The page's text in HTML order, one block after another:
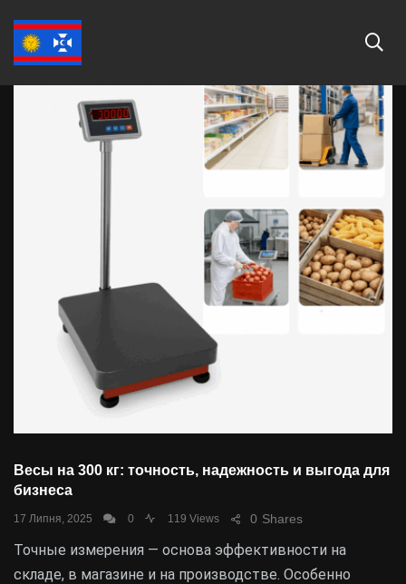
Весы на 300 кг: точность, надежность и выгода для
бизнеса
17 Липня, 2025 0 119 Views Shares
0
Точные измерения — основа эффективности на
складе, в магазине и на производстве. Особенно